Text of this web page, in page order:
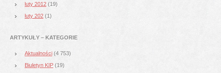
luty 2012 (19)
luty 202 (1)
ARTYKUŁY – KATEGORIE
Aktualności (4 753)
Biuletyn KIP (19)